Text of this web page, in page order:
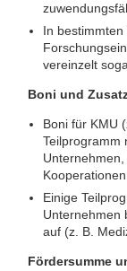
In
vereinzelt
Boni und
Boni für KMU
Teilprogramm
Einige
Unternehmen
auf (z. B.
Fördersumme